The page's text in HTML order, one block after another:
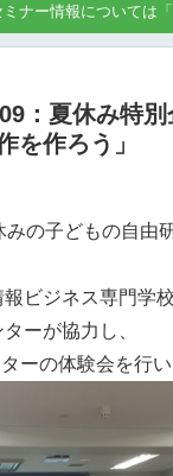
ナー情報については
：夏休み特
を作ろう」
の子どもの自由
ビジネス専門学
ーが協力し、
ーの体験会を行い